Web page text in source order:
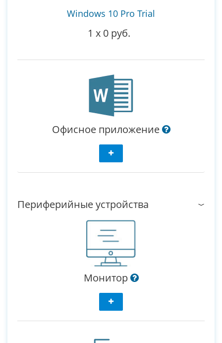
Windows 10 Pro Trial
1 x 0 руб.
Офисное приложение
Периферийные устройства
Монитор